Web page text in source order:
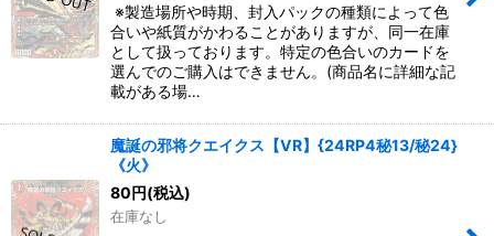
※製造場所や時期、封入パックの種類によって色
合いや紙質がかわることがありますが、同一在庫
として扱っております。特定の色合いのカードを
選んでのご購入はできません。(商品名に詳細な記
載がある場…
魔誕の邪将クエイクス【VR】{24RP4秘13/秘24}
《火》
80円(税込)
在庫なし